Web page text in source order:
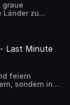
graue
Länder zu
und
wir
information.
Last Minute
feiern
sondern in
wir einen